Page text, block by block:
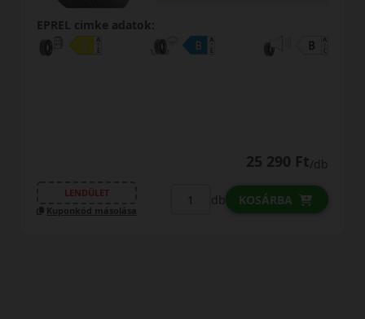
EPREL cimke adatok:
25 290 Ft/db
LENDÜLET
Kuponkód másolása
db KOSÁRBA